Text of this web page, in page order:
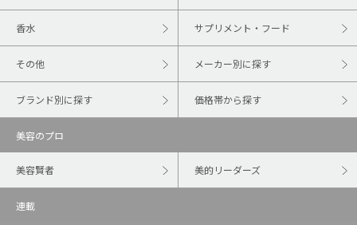
香水 サプリメント・フード
その他 メーカー別に探す
ブランド別に探す 価格帯から探す
美容のプロ
美容賢者 美的リーダーズ
連載